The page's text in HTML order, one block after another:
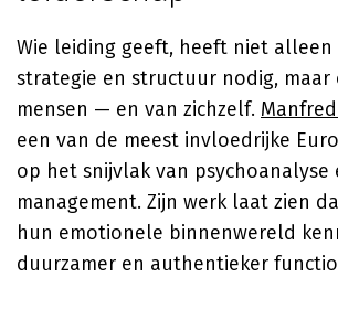
Wie leiding geeft, heeft niet alleen
strategie en structuur nodig, maar
mensen — en van zichzelf.
een van de meest invloedrijke
op het snijvlak van psychoanalyse
management. Zijn werk laat zien
hun emotionele binnenwereld
duurzamer en authentieker